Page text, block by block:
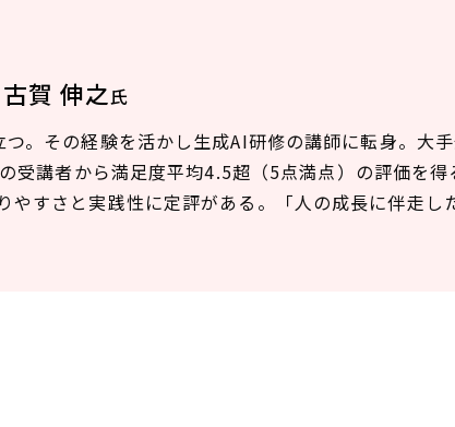
古賀 伸之氏
。その経験を活かし生成AI研修の講師に転身。大
講者から満足度平均4.5超（5点満点）の評価を得
すさと実践性に定評がある。「人の成長に伴走し